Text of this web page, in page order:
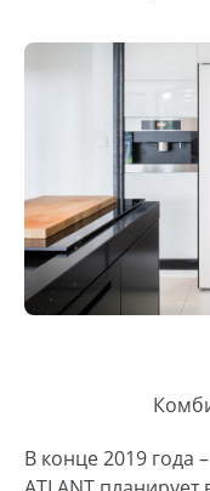
В конце 2019 года